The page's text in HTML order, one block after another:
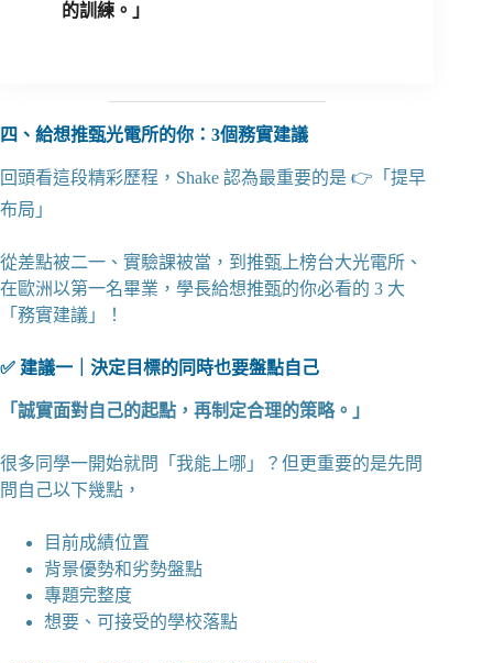
的訓練。」
四、給想推甄光電所的你：3個務實建議
回頭看這段精彩歷程，Shake 認為最重要的是 👉「提早
布局」
從差點被二一、實驗課被當，到推甄上榜台大光電所、
在歐洲以第一名畢業，學長給想推甄的你必看的 3 大
「務實建議」！
✅ 建議一｜決定目標的同時也要盤點自己
「誠實面對自己的起點，再制定合理的策略。」
很多同學一開始就問「我能上哪」？但更重要的是先問
問自己以下幾點，
目前成績位置
背景優勢和劣勢盤點
專題完整度
想要、可接受的學校落點